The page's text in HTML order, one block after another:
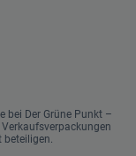
bei Der Grüne Punkt –